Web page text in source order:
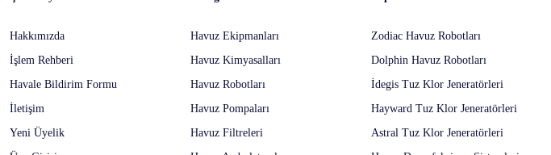
Hakkımızda
İşlem Rehberi
Havale Bildirim Formu
İletişim
Yeni Üyelik
Havuz Ekipmanları
Havuz Kimyasalları
Havuz Robotları
Havuz Pompaları
Havuz Filtreleri
Zodiac Havuz Robotları
Dolphin Havuz Robotları
İdegis Tuz Klor Jeneratörleri
Hayward Tuz Klor Jeneratörleri
Astral Tuz Klor Jeneratörleri